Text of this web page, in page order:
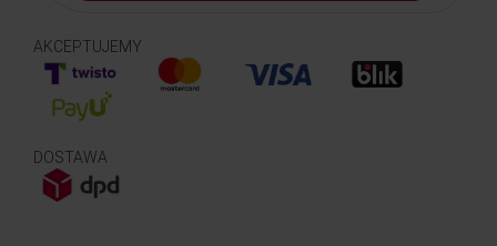
AKCEPTUJEMY
DOSTAWA